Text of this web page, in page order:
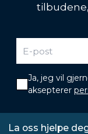
Ja, jeg vil
aksepterer
La oss hjelpe